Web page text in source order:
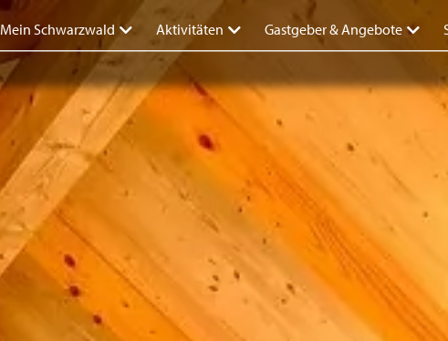
Mein Schwarzwald Aktivitäten Gastgeber & Angebote